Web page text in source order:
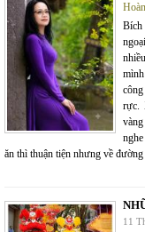
rực.
ăn thì thuận tiện nhưng về
11